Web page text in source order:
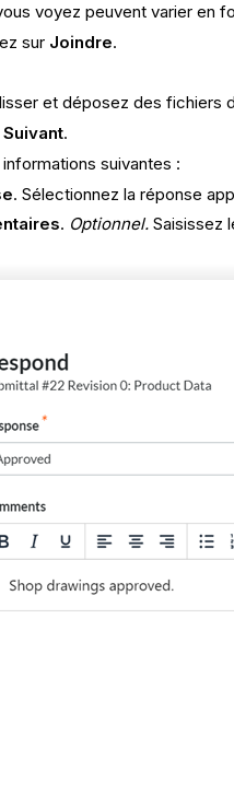
voyez peuvent varier en
sur Joindre.
et déposez des fichiers
Suivant.
suivantes :
. Sélectionnez la réponse
. Optionnel.Saisissez